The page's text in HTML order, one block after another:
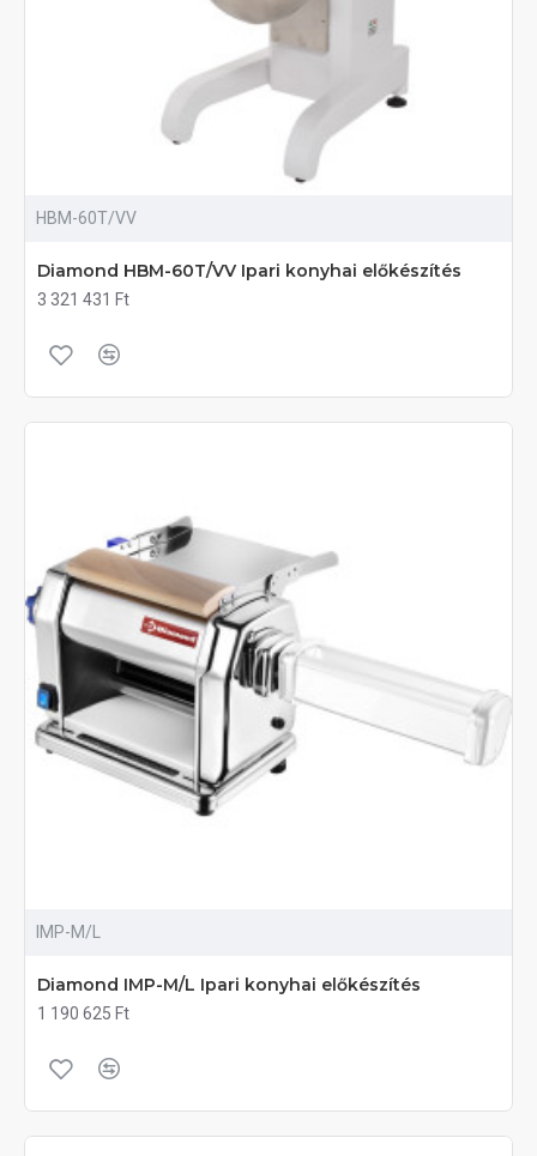
HBM-60T/VV
Diamond HBM-60T/VV Ipari konyhai előkészítés
3 321 431 Ft
IMP-M/L
Diamond IMP-M/L Ipari konyhai előkészítés
1 190 625 Ft